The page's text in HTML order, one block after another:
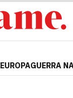
EUROPAGUERRA